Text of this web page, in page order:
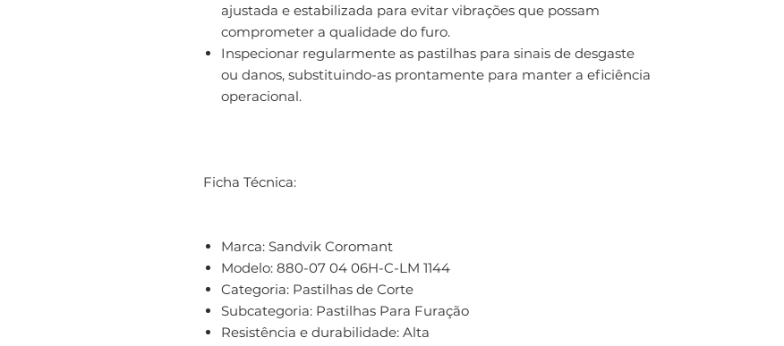
ajustada e estabilizada para evitar vibrações que possam
comprometer a qualidade do furo.
Inspecionar regularmente as pastilhas para sinais de desgaste
ou danos, substituindo-as prontamente para manter a eficiência
operacional.
Ficha Técnica:
Marca: Sandvik Coromant
Modelo: 880-07 04 06H-C-LM 1144
Categoria: Pastilhas de Corte
Subcategoria: Pastilhas Para Furação
Resistência e durabilidade: Alta